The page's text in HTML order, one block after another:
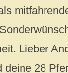
Lieber
deine 28